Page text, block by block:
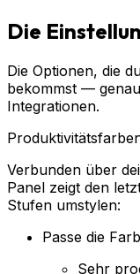
Die
Die Optionen, die
bekommst —
Integrationen.
Verbunden über
Panel zeigt den
Stufen umstylen:
Passe die
Sehr